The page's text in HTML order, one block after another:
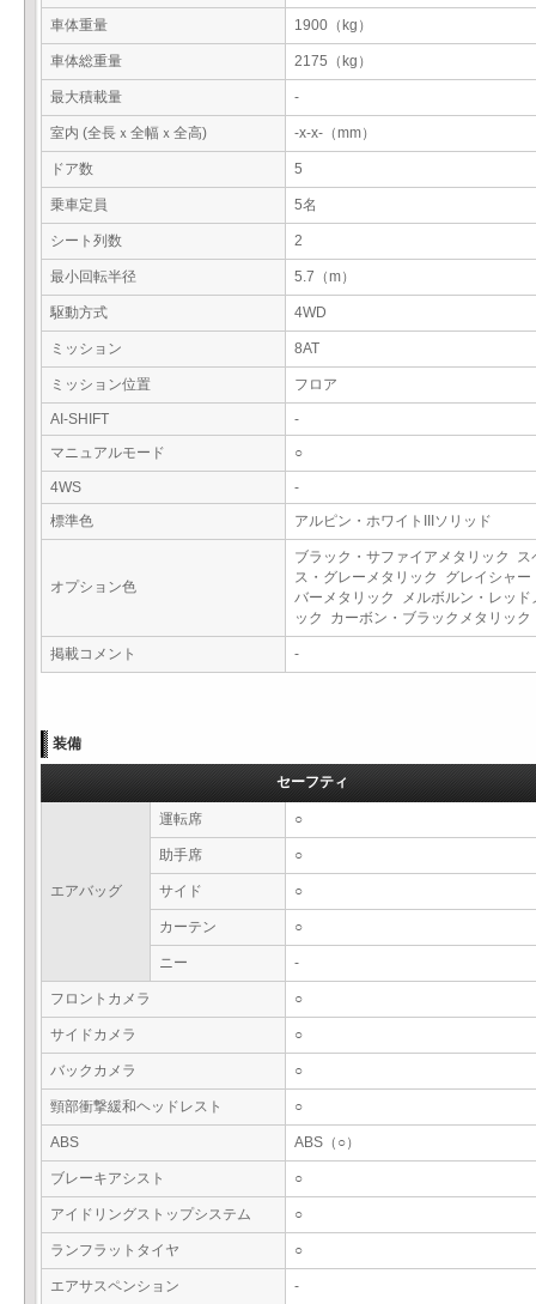
車体重量 1900（kg）
車体総重量 2175（kg）
最大積載量 -
室内 (全長ｘ全幅ｘ全高) -x-x-（mm）
ドア数 5
乗車定員 5名
シート列数 2
最小回転半径 5.7（m）
駆動方式 4WD
ミッション 8AT
ミッション位置 フロア
AI-SHIFT
-
マニュアルモード
○
4WS
-
標準色
アルピン・ホワイトIIIソリッド
オプション色
ブラック・サファイアメタリック ス
ス・グレーメタリック グレイシャー
バーメタリック メルボルン・レッド
ック カーボン・ブラックメタリッ
掲載コメント -
装備
セーフティ
エアバッグ
運転席 ○
助手席 ○
サイド ○
カーテン ○
ニー -
フロントカメラ ○
サイドカメラ ○
バックカメラ ○
頸部衝撃緩和ヘッドレスト ○
ABS ABS（○）
ブレーキアシスト ○
アイドリングストップシステム ○
ランフラットタイヤ ○
エアサスペンション -